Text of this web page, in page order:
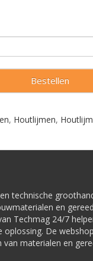
Bestellen
, Houtlijmen,
technische
en
Techmag 24/7
oplossing. De
materialen en